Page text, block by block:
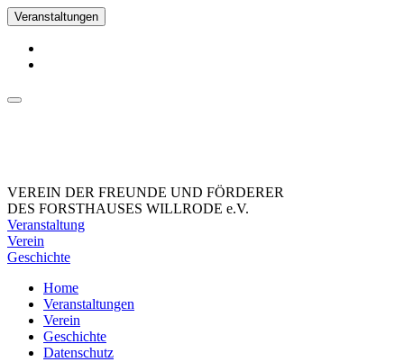
Veranstaltungen
VEREIN DER FREUNDE UND FÖRDERER
DES FORSTHAUSES WILLRODE e.V.
Veranstaltung
Verein
Geschichte
Home
Veranstaltungen
Verein
Geschichte
Datenschutz